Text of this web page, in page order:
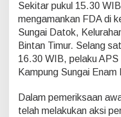
B
i
i
Sekitar pukul 15.30
mengamankan FDA di
Sungai Datok,
Bintan Timur. Selang
16.30 WIB, pelaku APS
Kampung Sungai
Dalam pemeriksaan
telah melakukan aksi